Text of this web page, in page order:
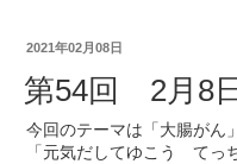
2021年02月08日
第54回 2月8
今回のテーマは「大腸がん」
「元気だしてゆこう てっ